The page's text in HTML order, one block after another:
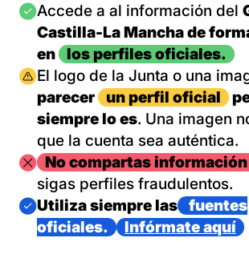
Imagen
Accede a al información del
Castilla-La Mancha de
en
los perfiles oficiales.
Imagen
El logo de la Junta o una
parecer
un perfil oficial
siempre lo es. Una imagen
que la cuenta sea auténtica.
ImagenNo compartas
sigas perfiles fraudulentos.
Imagen
Utiliza siempre las
fuentes
oficiales.
Infórmate aquí